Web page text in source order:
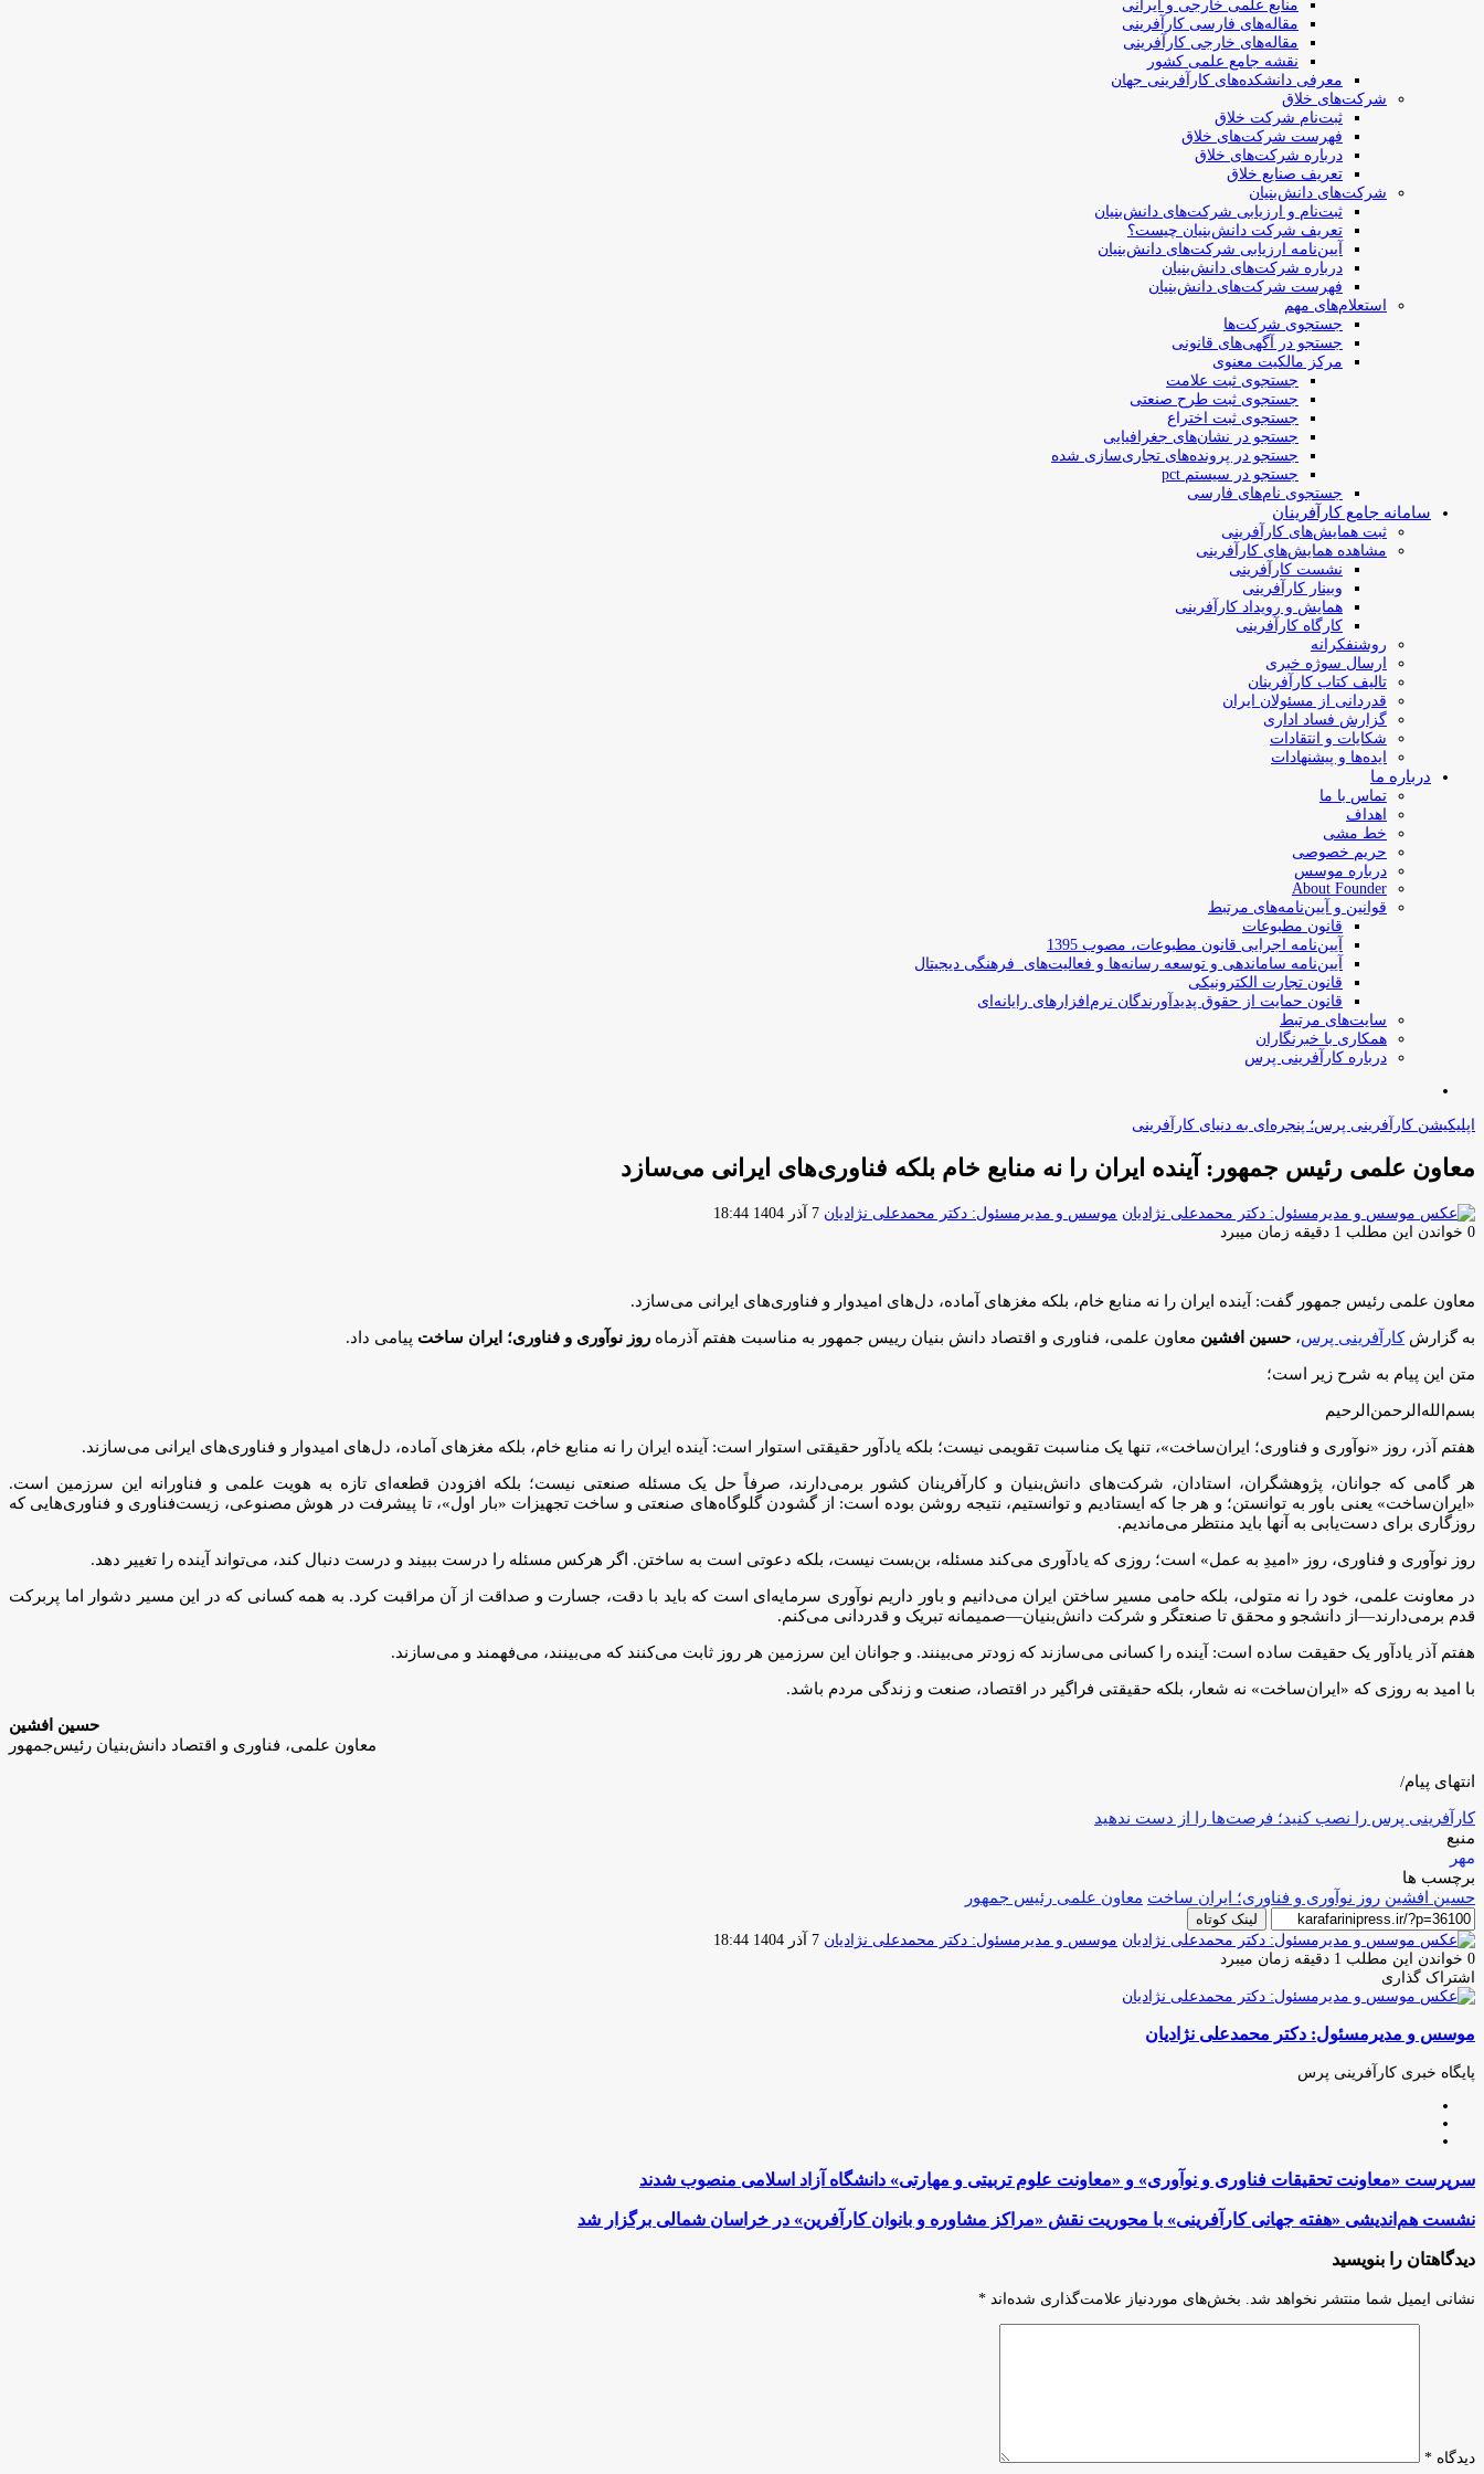
منابع علمی خارجی و ایرانی
مقاله‌های فارسی کارآفرینی
مقاله‌های خارجی کارآفرینی
نقشه جامع علمی کشور
معرفی دانشکده‌های کارآفرینی جهان
شرکت‌های خلاق
ثبت‌نام شرکت خلاق
فهرست شرکت‌های خلاق
درباره شرکت‌های خلاق
تعریف صنایع خلاق
شرکت‌های دانش‌بنیان
ثبت‌نام و ارزیابی شرکت‌های دانش‌بنیان
تعریف شرکت دانش‌بنیان چیست؟
آیین‌نامه ارزیابی شرکت‌های دانش‌بنیان
درباره شرکت‌های دانش‌بنیان
فهرست شرکت‌های دانش‌بنیان
استعلام‌های مهم
جستجوی شرکت‌ها
جستجو در آگهی‌های قانونی
مرکز مالکیت معنوی
جستجوی ثبت علامت
جستجوی ثبت طرح صنعتی
جستجوی ثبت اختراع
جستجو در نشان‌های جغرافیایی
جستجو در پرونده‌های تجاری‌سازی شده
جستجو در سیستم pct
جستجوی نام‌های فارسی
سامانه جامع کارآفرینان
ثبت همایش‌های کارآفرینی
مشاهده همایش‌های کارآفرینی
نشست کارآفرینی
وبینار کارآفرینی
همایش و رویداد کارآفرینی
کارگاه کارآفرینی
روشنفکرانه
ارسال سوژه‌ خبری
تالیف کتاب کارآفرینان
قدردانی از مسئولان ایران
گزارش فساد اداری
شکایات و انتقادات
ایده‌ها و پیشنهادات
درباره ما
تماس با ما
اهداف
خط مشی
حریم خصوصی
درباره موسس
About Founder
قوانین و آیین‌نامه‌های مرتبط
‌قانون مطبوعات
آیین‌نامه اجرایی قانون مطبوعات، مصوب 1395
آیین‌نامه سامان­دهی و توسعه رسانه­‌ها و فعالیت‌­های فرهنگی دیجیتال
قانون تجارت الکترونیکی
قانون حمایت از حقوق پدیدآورندگان نرم‌افزارهای رایانه‌ای
سایت‌های مرتبط
همکاری با خبرنگاران
درباره کارآفرینی پرس
اپلیکیشن کارآفرینی پرس؛ پنجره‌ای به دنیای کارآفرینی
معاون علمی رئیس جمهور: آینده ایران را نه منابع خام بلکه فناوری‌های ایرانی می‌سازد
موسس و مدیرمسئول: دکتر محمدعلی نژادیان ارسال
7 آذر 1404 18:44
0 خواندن این مطلب 1 دقیقه زمان میبرد
معاون علمی رئیس جمهور گفت: آینده ایران را نه منابع خام، بلکه مغزهای آماده، دل‌های امیدوار و فناوری‌های ایرانی می‌سازد.
به گزارشکارآفرینی پرس، حسین افشین معاون علمی، فناوری و اقتصاد دانش بنیان رییس جمهور به مناسبت هفتم آذرماه روز نوآوری و فناوری؛ ایران ساخت پیامی داد.
متن این پیام به شرح زیر است؛
بسم‌الله‌الرحمن‌الرحیم
هفتم آذر، روز «نوآوری و فناوری؛ ایران‌ساخت»، تنها یک مناسبت تقویمی نیست؛ بلکه یادآور حقیقتی استوار است: آینده ایران را نه منابع خام، بلکه مغزهای آماده، دل‌های امیدوار و فناوری‌های ایرانی می‌سازند.
هر گامی که جوانان، پژوهشگران، استادان، شرکت‌های دانش‌بنیان و کارآفرینان کشور برمی‌دارند، صرفاً حل یک مسئله صنعتی نیست؛ بلکه افزودن قطعه‌ای تازه به هویت علمی و فناورانه این سرزمین است.
«ایران‌ساخت» یعنی باور به توانستن؛ و هر جا که ایستادیم و توانستیم، نتیجه روشن بوده است: از گشودن گلوگاه‌های صنعتی و ساخت تجهیزات «بار اول»، تا پیشرفت در هوش مصنوعی، زیست‌فناوری و فناوری‌هایی که
روزگاری برای دست‌یابی به آنها باید منتظر می‌ماندیم.
روز نوآوری و فناوری، روز «امیدِ به عمل» است؛ روزی که یادآوری می‌کند مسئله، بن‌بست نیست، بلکه دعوتی است به ساختن. اگر هرکس مسئله را درست ببیند و درست دنبال کند، می‌تواند آینده را تغییر دهد.
در معاونت علمی، خود را نه متولی، بلکه حامی مسیر ساختن ایران می‌دانیم و باور داریم نوآوری سرمایه‌ای است که باید با دقت، جسارت و صداقت از آن مراقبت کرد. به همه کسانی که در این مسیر دشوار اما پربرکت
قدم برمی‌دارند—از دانشجو و محقق تا صنعتگر و شرکت دانش‌بنیان—صمیمانه تبریک و قدردانی می‌کنم.
هفتم آذر یادآور یک حقیقت ساده است: آینده را کسانی می‌سازند که زودتر می‌بینند. و جوانان این سرزمین هر روز ثابت می‌کنند که می‌بینند، می‌فهمند و می‌سازند.
با امید به روزی که «ایران‌ساخت» نه شعار، بلکه حقیقتی فراگیر در اقتصاد، صنعت و زندگی مردم باشد.
حسین افشین
معاون علمی، فناوری و اقتصاد دانش‌بنیان رئیس‌جمهور
انتهای پیام/
کارآفرینی پرس را نصب کنید؛ فرصت‌ها را از دست ندهید
منبع
مهر
برچسب ها
حسین افشین روز نوآوری و فناوری؛ ایران ساخت معاون علمی رئیس جمهور
لینک کوتاه
موسس و مدیرمسئول: دکتر محمدعلی نژادیان ارسال
7 آذر 1404 18:44
0 خواندن این مطلب 1 دقیقه زمان میبرد
اشتراک گذاری
فیس
توئیتر
لینکدین
واتس
تلگرام
اشتراک
از
ایمیل
چاپ
موسس و مدیرمسئول: دکتر محمدعلی نژادیان
پایگاه خبری کارآفرینی پرس
سرپرست
«معاونت
تحقیقات
فناوری
نوآوری»
«معاونت
منصوب
سرپرست «معاونت تحقیقات فناوری ‌و نوآوری» و «معاونت علوم تربیتی و مهارتی» دانشگاه آزاد اسلامی منصوب شدند
نشست
«هفته
کارآفرینی»
در
نشست هم‌اندیشی «هفته جهانی کارآفرینی» با محوریت نقش «مراکز مشاوره و بانوان کارآفرین» در خراسان شمالی برگزار شد
دیدگاهتان را بنویسید
نشانی ایمیل شما منتشر نخواهد شد. بخش‌های موردنیاز علامت‌گذاری شده‌اند *
دیدگاه *